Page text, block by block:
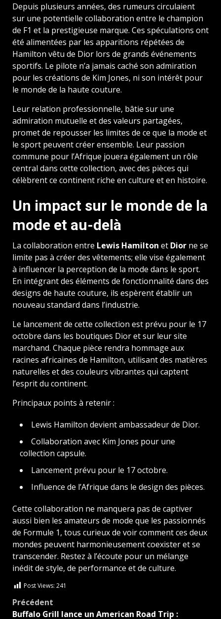
Depuis plusieurs années, des rumeurs circulaient
sur une potentielle collaboration entre le champion
de F1 et la prestigieuse marque. Ces spéculations ont
été alimentées par les apparitions répétées de
Hamilton vêtu de Dior lors de grands événements
sportifs. Le pilote n’a jamais caché son admiration
pour les créations de Kim Jones, ni son intérêt pour
le monde de la haute couture.
Leur relation professionnelle, bâtie sur une
admiration mutuelle et des valeurs partagées,
promet de repousser les limites de ce que la mode et
le sport peuvent créer ensemble. Leur passion
commune pour l’Afrique jouera également un rôle
central dans cette collection, avec des pièces qui
célèbrent ce continent riche en culture et en histoire.
Un impact sur le monde de la
mode et au-delà
La collaboration entre Lewis Hamilton et Dior ne se
limite pas à créer des vêtements; elle vise également
à influencer la perception de la mode dans le sport.
En intégrant des éléments de fonctionnalité dans des
designs de haute couture, ils espèrent établir un
nouveau standard dans l’industrie.
Le lancement de cette collection est prévu pour le 17
octobre dans les boutiques Dior et sur leur site
marchand. Chaque pièce rendra hommage aux
racines africaines de Hamilton, utilisant des matières
naturelles et des couleurs vibrantes qui captent
l’esprit du continent.
Principaux points à retenir :
Lewis Hamilton devient ambassadeur de Dior.
Collaboration avec Kim Jones pour une
collection capsule.
Lancement prévu pour le 17 octobre.
Influence de l’Afrique dans le design des pièces.
Cette collaboration ne manquera pas de captiver
aussi bien les amateurs de mode que les passionnés
de Formule 1, tous curieux de voir comment ces deux
mondes peuvent harmonieusement coexister et se
transcender. Restez à l’écoute pour un mélange
inédit de style, de performance et de culture.
Post Views: 241
Navigation
Précédent
Buffalo Grill lance un American Road Trip :